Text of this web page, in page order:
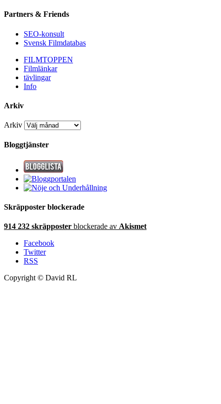
Partners & Friends
SEO-konsult
Svensk Filmdatabas
FILMTOPPEN
Filmlänkar
tävlingar
Info
Arkiv
Arkiv
Bloggtjänster
Skräpposter blockerade
914 232 skräpposter blockerade av Akismet
Facebook
Twitter
RSS
Copyright © David RL